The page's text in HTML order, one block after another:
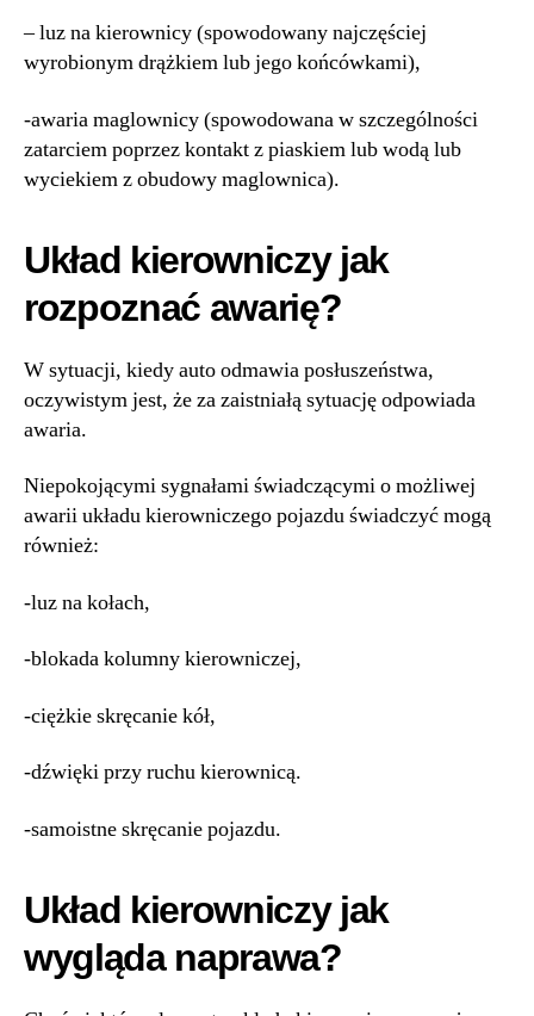
– luz na kierownicy (spowodowany najczęściej
wyrobionym drążkiem lub jego końcówkami),
-awaria maglownicy (spowodowana w szczególności
zatarciem poprzez kontakt z piaskiem lub wodą lub
wyciekiem z obudowy maglownica).
Układ kierowniczy jak
rozpoznać awarię?
W sytuacji, kiedy auto odmawia posłuszeństwa,
oczywistym jest, że za zaistniałą sytuację odpowiada
awaria.
Niepokojącymi sygnałami świadczącymi o możliwej
awarii układu kierowniczego pojazdu świadczyć mogą
również:
-luz na kołach,
-blokada kolumny kierowniczej,
-ciężkie skręcanie kół,
-dźwięki przy ruchu kierownicą.
-samoistne skręcanie pojazdu.
Układ kierowniczy jak
wygląda naprawa?